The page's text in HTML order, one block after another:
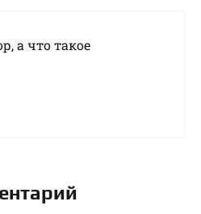
а что такое